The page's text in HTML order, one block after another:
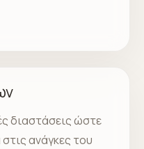
διαστάσεις ώστε
ανάγκες του